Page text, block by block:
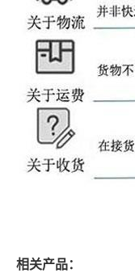
相关产品：